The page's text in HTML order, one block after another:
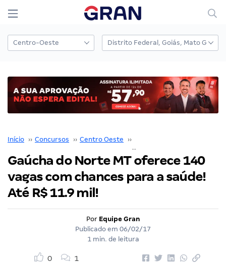
Início ›› Concursos ›› Centro Oeste ››
Gaúcha do Norte MT oferece 140
vagas com chances para a saúde!
Até R$ 11.9 mil!
Por Equipe Gran
Publicado em 06/02/17
1 min. de leitura
0 1